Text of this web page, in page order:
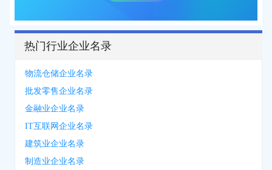
热门行业企业名录
物流仓储企业名录
批发零售企业名录
金融业企业名录
IT互联网企业名录
建筑业企业名录
制造业企业名录